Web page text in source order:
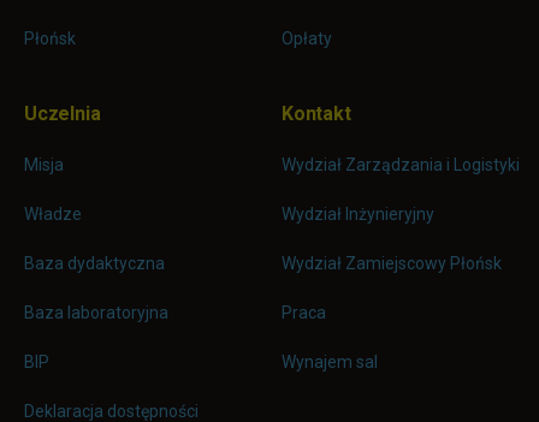
Płońsk Opłaty
Uczelnia
Misja
Władze
Baza dydaktyczna
Baza laboratoryjna
BIP
Deklaracja dostępności
Kontakt
Wydział Zarządzania i Logistyki
Wydział Inżynieryjny
Wydział Zamiejscowy Płońsk
Praca
Wynajem sal